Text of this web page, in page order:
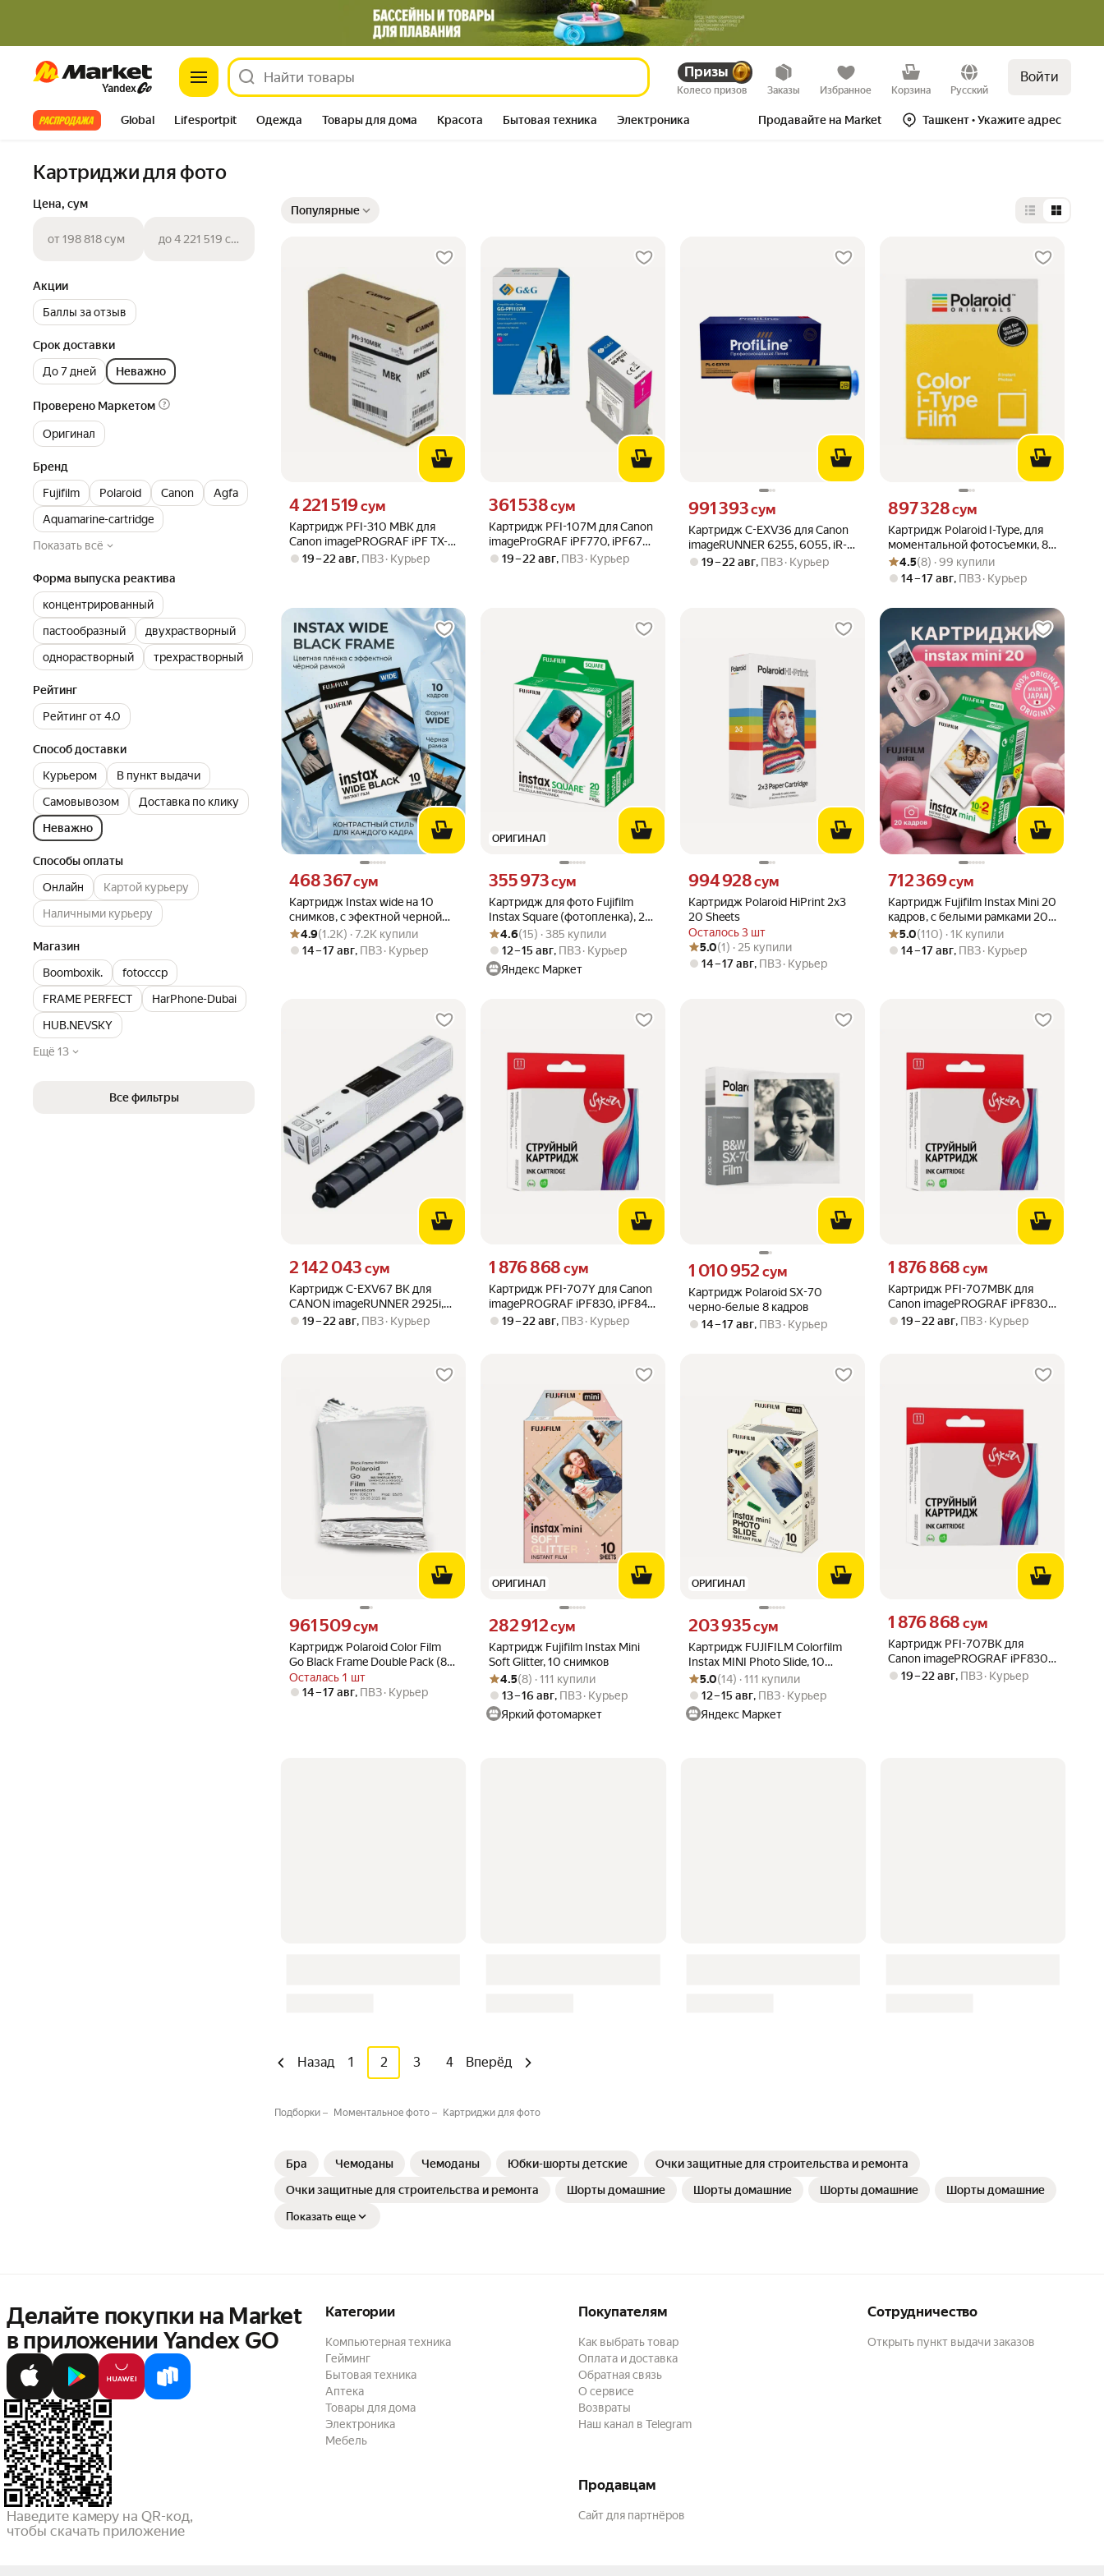
Market Призы
Колесо призов Заказы Избранное Корзина Русский
Войти
Все хиты Global Lifesportpit Одежда Товары для дома Красота Бытовая техника Электроника Продавайте на Market Ташкент• Укажите адрес
Картриджи для фото
Цена, сум
от 198 818 сум до 4 221 519 сум
Акции
Баллы за отзыв
Срок доставки
До 7 дней
Неважно
Проверено Маркетом
Оригинал
Бренд
Fujifilm
Polaroid Canon
Agfa
Aquamarine-cartridge
Показать всё
Форма выпуска реактива
концентрированный
пастообразный
двухрастворный
однорастворный
трехрастворный
Рейтинг
Рейтинг от 4.0
Способ доставки
Курьером
В пункт выдачи
Самовывозом
Доставка по клику
Неважно
Способы оплаты
Онлайн
Картой курьеру
Наличными курьеру
Магазин
Boomboxik.
fotoссср
FRAME PERFECT
HarPhone-Dubai
HUB.NEVSKY
Ещё 13
Все фильтры
Популярные Выбор типа
Картридж PFI-310 MBK для
Canon imagePROGRAF iPF TX-
2000 матовый черный
Цена 4221519 сум вместо
4 221 519сум
19 – 22 авг, ПВЗ Курьер
Картридж PFI-107M для Canon
imageProGRAF iPF770, iPF670,
iPF780 G&G пурпурный
Цена 361538 сум вместо
361 538сум
19 – 22 авг, ПВЗ Курьер
Картридж C-EXV36 для Canon
imageRUNNER 6255, 6055, iR-
6055, 6265, iR-6255, 6065
Цена 991393 сум вместо
991 393сум
19 – 22 авг, ПВЗ Курьер
Картридж Polaroid I-Type, для
моментальной фотосъемки, 8
кадров, формат 107x88 мм
Цена 897328 сум вместо
897 328сум
Рейтинг товара: 4.5 из 5
Оценок: (8) · 99 купили
4.5(8) · 99 купили
14 – 17 авг, ПВЗ Курьер
Картридж Instax wide на 10
снимков, с эфектной черной
рамкой
Цена 468367 сум вместо
468 367сум
Рейтинг товара: 4.9 из 5
Оценок: (1.2K) · 7.2K купили
4.9(1.2K) · 7.2K купили
14 – 17 авг, ПВЗ Курьер
ОРИГИНАЛ
Картридж для фото Fujifilm
Instax Square (фотопленка), 20
снимков
Цена 355973 сум вместо
355 973сум
Рейтинг товара: 4.6 из 5
Оценок: (15) · 385 купили
4.6(15) · 385 купили
12 – 15 авг, ПВЗ Курьер
Яндекс Маркет
Картридж Polaroid HiPrint 2x3
20 Sheets
Осталось 3 шт
Цена 994928 сум вместо
994 928сум
Рейтинг товара: 5.0 из 5
Оценок: (1) · 25 купили
5.0(1) · 25 купили
14 – 17 авг, ПВЗ Курьер
Картридж Fujifilm Instax Mini 20
кадров, с белыми рамками 200
ISO
Цена 712369 сум вместо
712 369сум
Рейтинг товара: 5.0 из 5
Оценок: (110) · 1K купили
5.0(110) · 1K купили
14 – 17 авг, ПВЗ Курьер
Картридж C-EXV67 BK для
CANON imageRUNNER 2925i,
2930i 33K
Цена 2142043 сум вместо
2 142 043 сум
19 – 22 авг, ПВЗ Курьер
Картридж PFI-707Y для Canon
imagePROGRAF iPF830, iPF840
Sakura желтый
Цена 1876868 сум вместо
1 876 868 сум
19 – 22 авг, ПВЗ Курьер
Картридж Polaroid SX-70
черно-белые 8 кадров
Цена 1010952 сум вместо
1 010 952 сум
14 – 17 авг, ПВЗ Курьер
Картридж PFI-707MBK для
Canon imagePROGRAF iPF830,
iPF840 Sakura матовый черный
Цена 1876868 сум вместо
1 876 868 сум
19 – 22 авг, ПВЗ Курьер
Картридж Polaroid Color Film
Go Black Frame Double Pack (8
кадров)
Осталась 1 шт
Цена 961509 сум вместо
961 509сум
14 – 17 авг, ПВЗ Курьер
ОРИГИНАЛ
Картридж Fujifilm Instax Mini
Soft Glitter, 10 снимков
Цена 282912 сум вместо
282 912сум
Рейтинг товара: 4.5 из 5
Оценок: (8) · 111 купили
4.5(8) · 111 купили
13 – 16 авг, ПВЗ Курьер
Яркий фотомаркет
ОРИГИНАЛ
Картридж FUJIFILM Colorfilm
Instax MINI Photo Slide, 10
кадров
Цена 203935 сум вместо
203 935сум
Рейтинг товара: 5.0 из 5
Оценок: (14) · 111 купили
5.0(14) · 111 купили
12 – 15 авг, ПВЗ Курьер
Яндекс Маркет
Картридж PFI-707BK для
Canon imagePROGRAF iPF830,
iPF840 Sakura черный
Цена 1876868 сум вместо
1 876 868 сум
19 – 22 авг, ПВЗ Курьер
Назад 1 2 3 4 Вперёд
Подборки Моментальное фото Картриджи для фото
Бра Чемоданы Чемоданы Юбки-шорты детские
Очки защитные для строительства и ремонта
Очки защитные для строительства и ремонта
Шорты домашние Шорты домашние Шорты домашние Шорты домашние
Показать еще
Делайте покупки на Market
в приложении Yandex GO
Наведите камеру на QR-код,
чтобы скачать приложение
Категории
Компьютерная техника
Гейминг
Бытовая техника
Аптека
Товары для дома
Электроника
Мебель
Покупателям
Как выбрать товар
Оплата и доставка
Обратная связь
О сервисе
Возвраты
Наш канал в Telegram
Сотрудничество
Открыть пункт выдачи заказов
Продавцам
Сайт для партнёров